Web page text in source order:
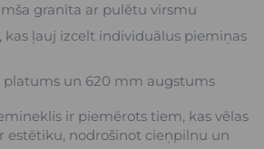
granīta ar pulētu virsmu
kas ļauj izcelt individuālus piemiņas
platums un 620 mm augstums
ir piemērots tiem, kas vēlas
estētiku, nodrošinot cieņpilnu un